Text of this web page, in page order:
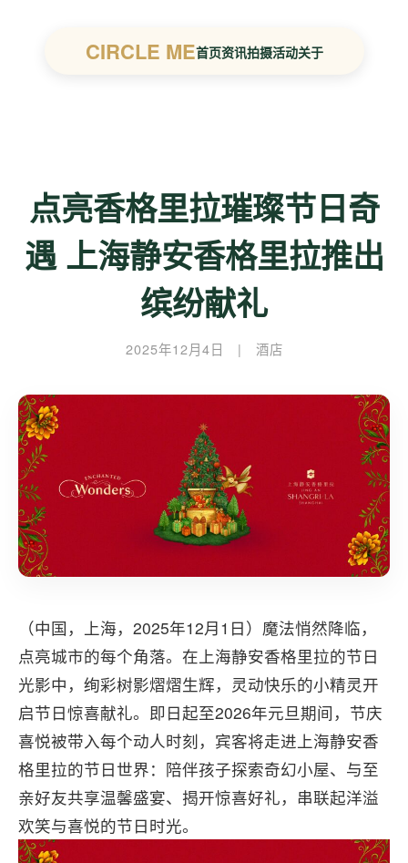
CIRCLE ME首页资讯拍摄活动关于
点亮香格里拉璀璨节日奇
遇 上海静安香格里拉推出
缤纷献礼
2025年12月4日 | 酒店
（中国，上海，2025年12月1日）魔法悄然降临，
点亮城市的每个角落。在上海静安香格里拉的节日
光影中，绚彩树影熠熠生辉，灵动快乐的小精灵开
启节日惊喜献礼。即日起至2026年元旦期间，节庆
喜悦被带入每个动人时刻，宾客将走进上海静安香
格里拉的节日世界：陪伴孩子探索奇幻小屋、与至
亲好友共享温馨盛宴、揭开惊喜好礼，串联起洋溢
欢笑与喜悦的节日时光。